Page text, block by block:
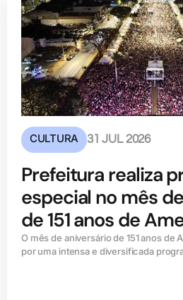
CULTURA 31 JUL 2026
Prefeitura realiza
especial no mês
de 151 anos de
O mês de aniversário de 151 anos de
por uma intensa e diversificada